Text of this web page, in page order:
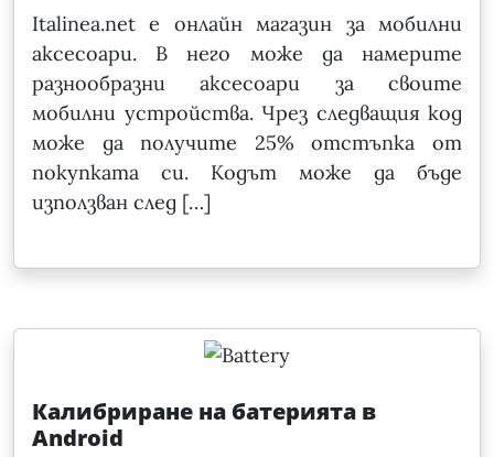
Italinea.net е онлайн магазин за мобилни
аксесоари. В него може да намерите
разнообразни аксесоари за своите
мобилни устройства. Чрез следващия код
може да получите 25% отстъпка от
покупката си. Кодът може да бъде
използван след […]
Калибриране на батерията в
Android